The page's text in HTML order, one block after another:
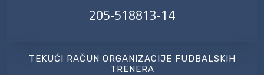
205-518813-14
TEKUĆI RAČUN ORGANIZACIJE FUDBALSKIH
TRENERA